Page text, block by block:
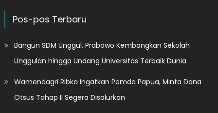
Pos-pos Terbaru
Bangun SDM Unggul, Prabowo Kembangkan Sekolah
Unggulan hingga Undang Universitas Terbaik Dunia
Wamendagri Ribka Ingatkan Pemda Papua, Minta Dana
Otsus Tahap II Segera Disalurkan